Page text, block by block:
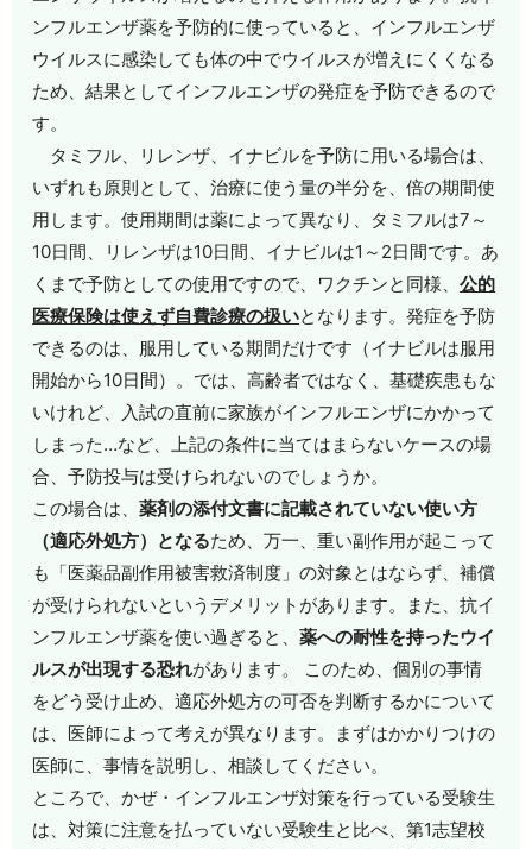
ンフルエンザ薬を予防的に使っていると、インフルエンザ
ウイルスに感染しても体の中でウイルスが増えにくくなる
ため、結果としてインフルエンザの発症を予防できるので
す。
タミフル、リレンザ、イナビルを予防に用いる場合は、
いずれも原則として、治療に使う量の半分を、倍の期間使
用します。使用期間は薬によって異なり、タミフルは7～
10日間、リレンザは10日間、イナビルは1～2日間です。あ
くまで予防としての使用ですので、ワクチンと同様、公的
医療保険は使えず自費診療の扱いとなります。発症を予防
できるのは、服用している期間だけです（イナビルは服用
開始から10日間）。では、高齢者ではなく、基礎疾患もな
いけれど、入試の直前に家族がインフルエンザにかかって
しまった…など、上記の条件に当てはまらないケースの場
合、予防投与は受けられないのでしょうか。
この場合は、薬剤の添付文書に記載されていない使い方
（適応外処方）となるため、万一、重い副作用が起こって
も「医薬品副作用被害救済制度」の対象とはならず、補償
が受けられないというデメリットがあります。また、抗イ
ンフルエンザ薬を使い過ぎると、薬への耐性を持ったウイ
ルスが出現する恐れがあります。 このため、個別の事情
をどう受け止め、適応外処方の可否を判断するかについて
は、医師によって考えが異なります。まずはかかりつけの
医師に、事情を説明し、相談してください。
ところで、かぜ・インフルエンザ対策を行っている受験生
は、対策に注意を払っていない受験生と比べ、第1志望校